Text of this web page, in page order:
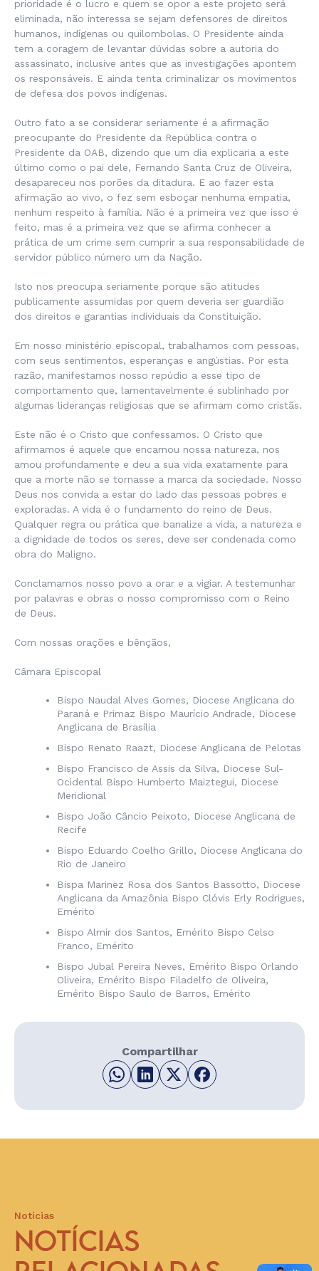
prioridade é o lucro e quem se opor a este projeto será
eliminada, não interessa se sejam defensores de direitos
humanos, indígenas ou quilombolas. O Presidente ainda
tem a coragem de levantar dúvidas sobre a autoria do
assassinato, inclusive antes que as investigações apontem
os responsáveis. E ainda tenta criminalizar os movimentos
de defesa dos povos indígenas.
Outro fato a se considerar seriamente é a afirmação
preocupante do Presidente da República contra o
Presidente da OAB, dizendo que um dia explicaria a este
último como o pai dele, Fernando Santa Cruz de Oliveira,
desapareceu nos porões da ditadura. E ao fazer esta
afirmação ao vivo, o fez sem esboçar nenhuma empatia,
nenhum respeito à família. Não é a primeira vez que isso é
feito, mas é a primeira vez que se afirma conhecer a
prática de um crime sem cumprir a sua responsabilidade de
servidor público número um da Nação.
Isto nos preocupa seriamente porque são atitudes
publicamente assumidas por quem deveria ser guardião
dos direitos e garantias individuais da Constituição.
Em nosso ministério episcopal, trabalhamos com pessoas,
com seus sentimentos, esperanças e angústias. Por esta
razão, manifestamos nosso repúdio a esse tipo de
comportamento que, lamentavelmente é sublinhado por
algumas lideranças religiosas que se afirmam como cristãs.
Este não é o Cristo que confessamos. O Cristo que
afirmamos é aquele que encarnou nossa natureza, nos
amou profundamente e deu a sua vida exatamente para
que a morte não se tornasse a marca da sociedade. Nosso
Deus nos convida a estar do lado das pessoas pobres e
exploradas. A vida é o fundamento do reino de Deus.
Qualquer regra ou prática que banalize a vida, a natureza e
a dignidade de todos os seres, deve ser condenada como
obra do Maligno.
Conclamamos nosso povo a orar e a vigiar. A testemunhar
por palavras e obras o nosso compromisso com o Reino
de Deus.
Com nossas orações e bênçãos,
Câmara Episcopal
Bispo Naudal Alves Gomes, Diocese Anglicana do
Paraná e Primaz Bispo Maurício Andrade, Diocese
Anglicana de Brasília
Bispo Renato Raazt, Diocese Anglicana de Pelotas
Bispo Francisco de Assis da Silva, Diocese Sul-
Ocidental Bispo Humberto Maiztegui, Diocese
Meridional
Bispo João Câncio Peixoto, Diocese Anglicana de
Recife
Bispo Eduardo Coelho Grillo, Diocese Anglicana do
Rio de Janeiro
Bispa Marinez Rosa dos Santos Bassotto, Diocese
Anglicana da Amazônia Bispo Clóvis Erly Rodrigues,
Emérito
Bispo Almir dos Santos, Emérito Bispo Celso
Franco, Emérito
Bispo Jubal Pereira Neves, Emérito Bispo Orlando
Oliveira, Emérito Bispo Filadelfo de Oliveira,
Emérito Bispo Saulo de Barros, Emérito
Compartilhar
Notícias
NOTÍCIAS